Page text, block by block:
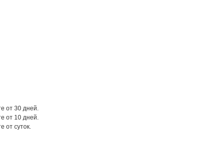
от 30 дней.
от 10 дней.
от суток.